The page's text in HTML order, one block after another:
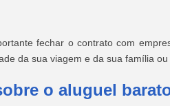
fechar o contrato com
da sua viagem e da sua família ou
o aluguel